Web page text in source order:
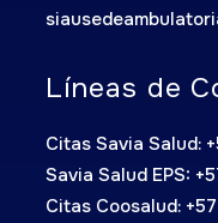
Líneas de
Citas Savia Salud:
Savia Salud EPS:
Citas Coosalud: